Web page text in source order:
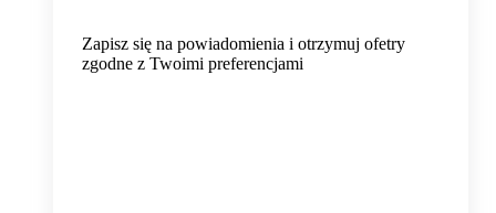
Zapisz się na powiadomienia i otrzymuj ofetry
zgodne z Twoimi preferencjami